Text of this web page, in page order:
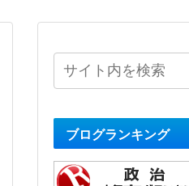
ブログランキング